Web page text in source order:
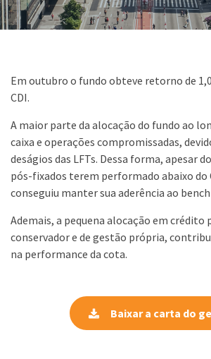
Em outubro o fundo obteve retorno de
CDI.
A maior parte da alocação do fundo ao
caixa e operações compromissadas,
deságios das LFTs. Dessa forma, apesar
pós-fixados terem performado abaixo do
conseguiu manter sua aderência ao
Ademais, a pequena alocação em crédito
conservador e de gestão própria,
na performance da cota.
Baixar a carta do